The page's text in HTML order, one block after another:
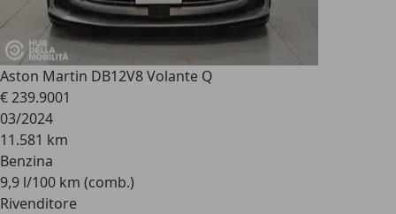
Aston Martin DB12V8 Volante Q
€ 239.9001
03/2024
11.581 km
Benzina
9,9 l/100 km (comb.)
Rivenditore